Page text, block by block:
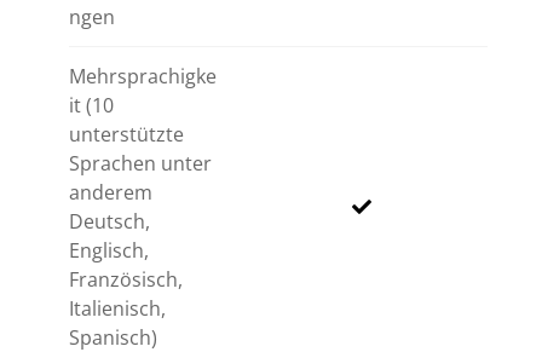
ngen
Mehrsprachigke
it (10
unterstützte
Sprachen unter
anderem
Deutsch,
Englisch,
Französisch,
Italienisch,
Spanisch)